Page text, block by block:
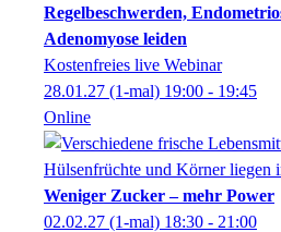
Regelbeschwerden,
Adenomyose leiden
Kostenfreies live Webinar
28.01.27 (1-mal) 19:00 - 19:45
Online
Weniger Zucker – mehr Power
02.02.27 (1-mal) 18:30 - 21:00